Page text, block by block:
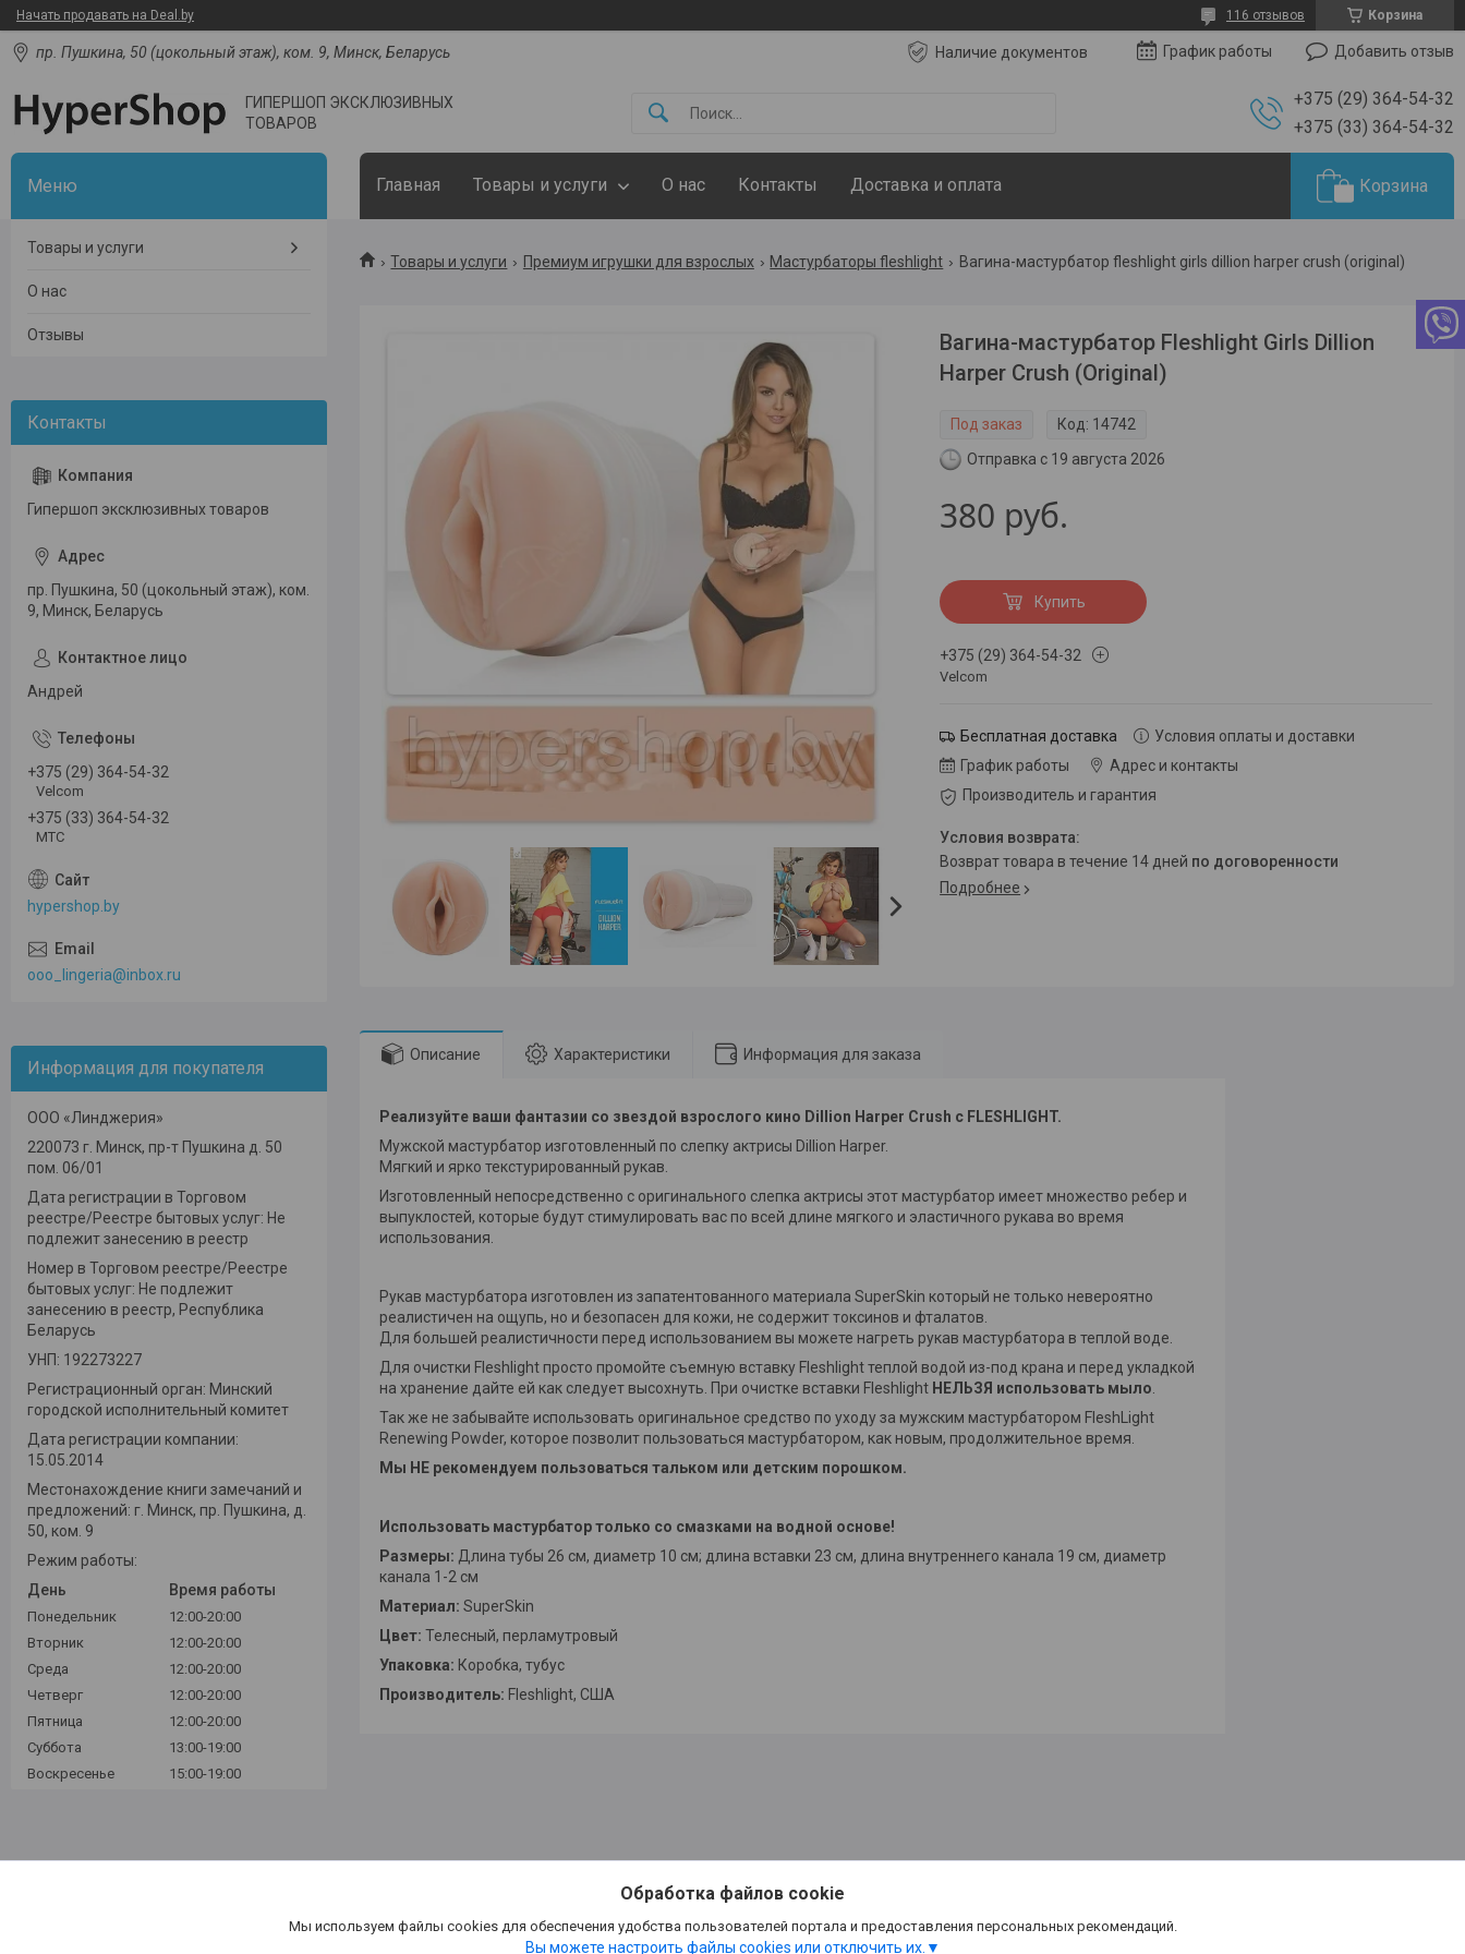
Начать продавать на Deal.by Корзина
116 отзывов
пр. Пушкина, 50 (цокольный этаж), ком. 9, Минск, Беларусь Наличие документов График работы Добавить отзыв
ГИПЕРШОП ЭКСКЛЮЗИВНЫХ
ТОВАРОВ
+375 (29) 364-54-32
+375 (33) 364-54-32
Главная Товары и услуги О нас Контакты Доставка и оплата Корзина
Товары и услуги Премиум игрушки для взрослых Мастурбаторы fleshlight Вагина-мастурбатор fleshlight girls dillion harper crush (original)
Вагина-мастурбатор Fleshlight Girls Dillion
Harper Crush (Original)
Под заказ Код: 14742
Отправка с 19 августа 2026
380 руб.
Купить
+375 (29) 364-54-32
Velcom
Бесплатная доставка
Условия оплаты и доставки
График работы
Адрес и контакты
Производитель и гарантия
возврат товара в течение 14 дней по договоренности
Подробнее
Описание Характеристики Информация для заказа
Реализуйте ваши фантазии со звездой взрослого кино Dillion Harper Crush c FLESHLIGHT.
Мужской мастурбатор изготовленный по слепку актрисы Dillion Harper.
Мягкий и ярко текстурированный рукав.
Изготовленный непосредственно с оригинального слепка актрисы этот мастурбатор имеет множество ребер и
выпуклостей, которые будут стимулировать вас по всей длине мягкого и эластичного рукава во время
использования.
Рукав мастурбатора изготовлен из запатентованного материала SuperSkin который не только невероятно
реалистичен на ощупь, но и безопасен для кожи, не содержит токсинов и фталатов.
Для большей реалистичности перед использованием вы можете нагреть рукав мастурбатора в теплой воде.
Для очистки Fleshlight просто промойте съемную вставку Fleshlight теплой водой из-под крана и перед укладкой
на хранение дайте ей как следует высохнуть. При очистке вставки Fleshlight НЕЛЬЗЯ использовать мыло.
Так же не забывайте использовать оригинальное средство по уходу за мужским мастурбатором FleshLight
Renewing Powder, которое позволит пользоваться мастурбатором, как новым, продолжительное время.
Мы НЕ рекомендуем пользоваться тальком или детским порошком.
Использовать мастурбатор только со смазками на водной основе!
Размеры: Длина тубы 26 см, диаметр 10 см; длина вставки 23 см, длина внутреннего канала 19 cм, диаметр
канала 1-2 см
Материал: SuperSkin
Цвет: Телесный, перламутровый
Упаковка: Коробка, тубус
Производитель: Fleshlight, США
Товары и услуги
О нас
Отзывы
Гипершоп эксклюзивных товаров
пр. Пушкина, 50 (цокольный этаж), ком.
9, Минск, Беларусь
Андрей
+375 (29) 364-54-32
Velcom
+375 (33) 364-54-32
МТС
hypershop.by
ooo_lingeria@inbox.ru
Информация для покупателя
ООО «Линджерия»
220073 г. Минск, пр-т Пушкина д. 50
пом. 06/01
Дата регистрации в Торговом
реестре/Реестре бытовых услуг: Не
подлежит занесению в реестр
Номер в Торговом реестре/Реестре
бытовых услуг: Не подлежит
занесению в реестр, Республика
Беларусь
УНП: 192273227
Регистрационный орган: Минский
городской исполнительный комитет
Дата регистрации компании:
15.05.2014
Местонахождение книги замечаний и
предложений: г. Минск, пр. Пушкина, д.
50, ком. 9
Режим работы:
День
Время работы
Понедельник
12:00-20:00
Вторник
12:00-20:00
Среда
12:00-20:00
Четверг
12:00-20:00
Пятница
12:00-20:00
Суббота
13:00-19:00
Воскресенье
15:00-19:00
Обработка файлов cookie
Мы используем файлы cookies для обеспечения удобства пользователей портала и предоставления персональных рекомендаций.
Вы можете настроить файлы cookies или отключить их.